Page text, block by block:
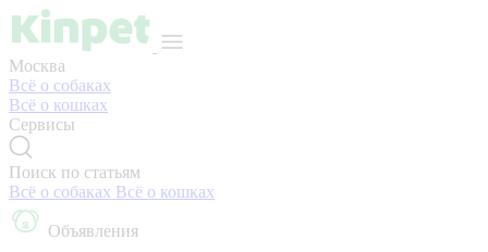
Москва
Всё о собаках
Всё о кошках
Сервисы
Поиск по статьям
Всё о собаках Всё о кошках
Объявления